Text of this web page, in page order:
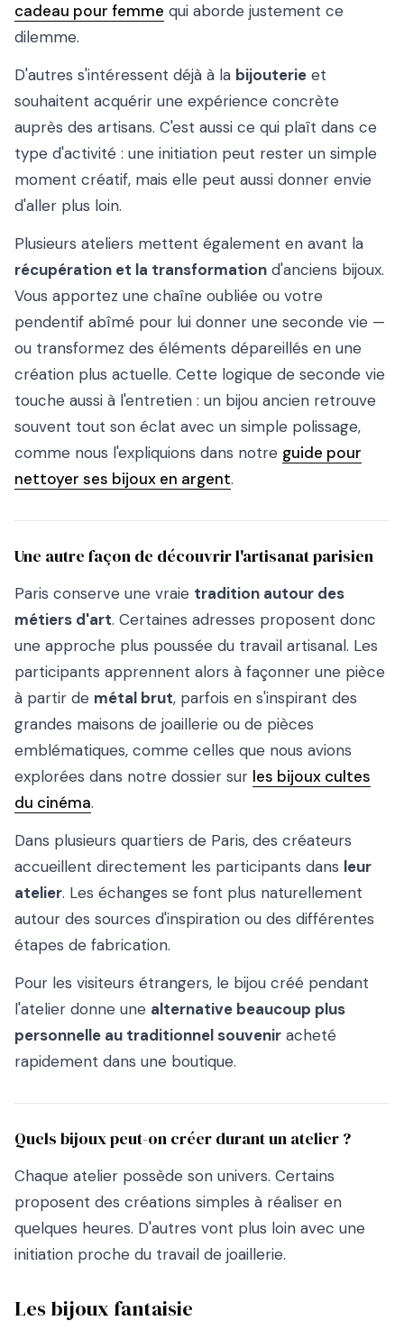
cadeau pour femme qui aborde justement ce
dilemme.
D'autres s'intéressent déjà à la bijouterie et
souhaitent acquérir une expérience concrète
auprès des artisans. C'est aussi ce qui plaît dans ce
type d'activité : une initiation peut rester un simple
moment créatif, mais elle peut aussi donner envie
d'aller plus loin.
Plusieurs ateliers mettent également en avant la
récupération et la transformation d'anciens bijoux.
Vous apportez une chaîne oubliée ou votre
pendentif abîmé pour lui donner une seconde vie —
ou transformez des éléments dépareillés en une
création plus actuelle. Cette logique de seconde vie
touche aussi à l'entretien : un bijou ancien retrouve
souvent tout son éclat avec un simple polissage,
comme nous l'expliquions dans notre guide pour
nettoyer ses bijoux en argent.
Une autre façon de découvrir l'artisanat parisien
Paris conserve une vraie tradition autour des
métiers d'art. Certaines adresses proposent donc
une approche plus poussée du travail artisanal. Les
participants apprennent alors à façonner une pièce
à partir de métal brut, parfois en s'inspirant des
grandes maisons de joaillerie ou de pièces
emblématiques, comme celles que nous avions
explorées dans notre dossier sur les bijoux cultes
du cinéma.
Dans plusieurs quartiers de Paris, des créateurs
accueillent directement les participants dans leur
atelier. Les échanges se font plus naturellement
autour des sources d'inspiration ou des différentes
étapes de fabrication.
Pour les visiteurs étrangers, le bijou créé pendant
l'atelier donne une alternative beaucoup plus
personnelle au traditionnel souvenir acheté
rapidement dans une boutique.
Quels bijoux peut-on créer durant un atelier ?
Chaque atelier possède son univers. Certains
proposent des créations simples à réaliser en
quelques heures. D'autres vont plus loin avec une
initiation proche du travail de joaillerie.
Les bijoux fantaisie